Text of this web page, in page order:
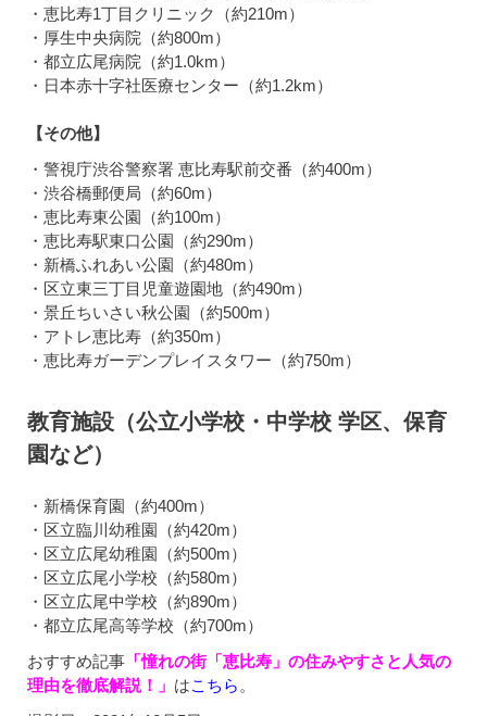
・恵比寿1丁目クリニック（約210m）
・厚生中央病院（約800m）
・都立広尾病院（約1.0km）
・日本赤十字社医療センター（約1.2km）
【その他】
・警視庁渋谷警察署 恵比寿駅前交番（約400m）
・渋谷橋郵便局（約60m）
・恵比寿東公園（約100m）
・恵比寿駅東口公園（約290m）
・新橋ふれあい公園（約480m）
・区立東三丁目児童遊園地（約490m）
・景丘ちいさい秋公園（約500m）
・アトレ恵比寿（約350m）
・恵比寿ガーデンプレイスタワー（約750m）
教育施設（公立小学校・中学校 学区、保育
園など）
・新橋保育園（約400m）
・区立臨川幼稚園（約420m）
・区立広尾幼稚園（約500m）
・区立広尾小学校（約580m）
・区立広尾中学校（約890m）
・都立広尾高等学校（約700m）
おすすめ記事 「憧れの街「恵比寿」の住みやすさと人気の
理由を徹底解説！」 はこちら 。